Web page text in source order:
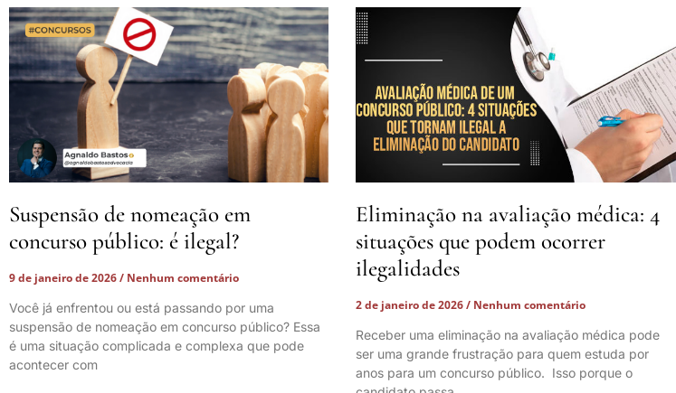
Suspensão de nomeação em
concurso público: é ilegal?
9 de janeiro de 2026
Nenhum comentário
Você já enfrentou ou está passando por uma
suspensão de nomeação em concurso público? Essa
é uma situação complicada e complexa que pode
acontecer com
Eliminação na avaliação médica: 4
situações que podem ocorrer
ilegalidades
2 de janeiro de 2026 Nenhum comentário
Receber uma eliminação na avaliação médica pode
ser uma grande frustração para quem estuda por
anos para um concurso público. Isso porque o